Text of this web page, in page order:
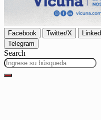
Facebook Twitter/X
Telegram
Search